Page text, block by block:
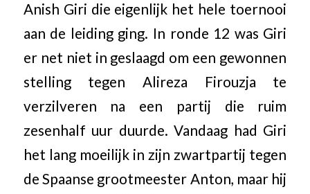
Anish Giri die eigenlijk het hele toernooi
aan de leiding ging. In ronde 12 was Giri
er net niet in geslaagd om een gewonnen
stelling tegen Alireza Firouzja te
verzilveren na een partij die ruim
zesenhalf uur duurde. Vandaag had Giri
het lang moeilijk in zijn zwartpartij tegen
de Spaanse grootmeester Anton, maar hij